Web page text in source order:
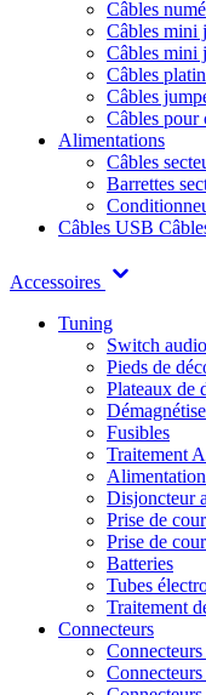
Câbles
Câbles mini
Câbles mini
Câbles
Câbles
Câbles pour
Alimentations
Câbles
Barrettes
Câbles USB
Accessoires
Tuning
Switch
Pieds de
Plateaux de
Fusibles
Traitement
Disjoncteur
Prise de
Prise de
Batteries
Tubes
Traitement
Connecteurs